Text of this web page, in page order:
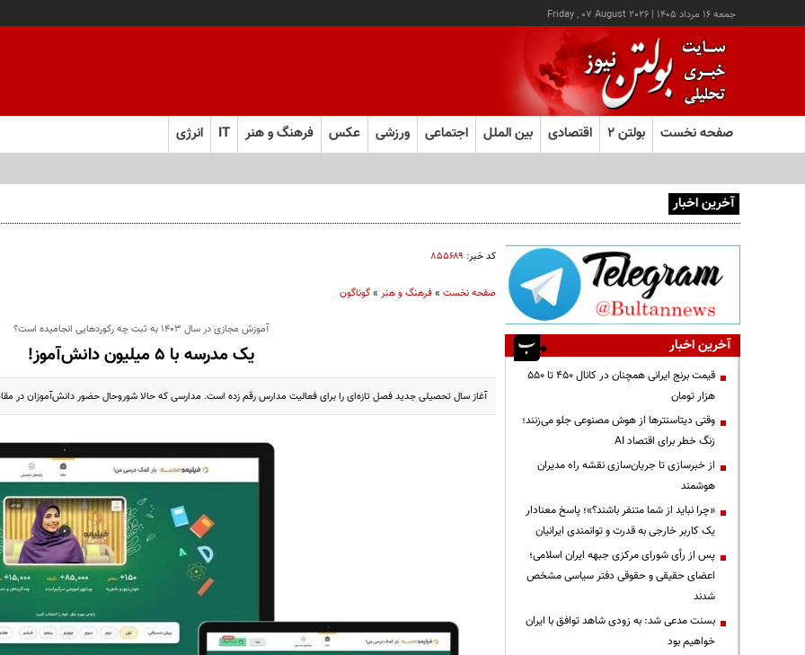
جمعه ۱۶ مرداد ۱۴۰۵ |
Friday , 07 August 2026
صفحه نخست بولتن ۲ اقتصادی بین الملل اجتماعی ورزشی عکس فرهنگ و هنر IT انرژی
آخرین اخبار
کد خبر: ۸۵۵۶۸۹
صفحه نخست»فرهنگ و هنر»گوناگون
آموزش مجازی در سال 1403 به ثبت چه رکوردهایی انجامیده است؟
یک مدرسه با 5 میلیون دانش‌آموز!
آغاز سال تحصیلی جدید فصل تازه‌ای را برای فعالیت مدارس رقم زده است. مدارسی که حالا شوروحال حضور دانش‌آموزان در
آخرین اخبار
قیمت‌ برنج ایرانی همچنان در کانال ۴۵۰ تا ۵۵۰
هزار تومان
وقتی دیتاسنترها از هوش مصنوعی جلو می‌زنند؛
زنگ خطر برای اقتصاد AI
از خبرسازی تا جریان‌سازی نقشه راه مدیران
هوشمند
«چرا نباید از شما متنفر باشند؟»؛ پاسخ معنادار
یک کاربر خارجی به قدرت و توانمندی ایرانیان
پس از رأی شورای مرکزی جبهه ایران اسلامی؛
اعضای حقیقی و حقوقی دفتر سیاسی مشخص
شدند
بسنت مدعی شد: به زودی شاهد توافق با ایران
خواهیم بود